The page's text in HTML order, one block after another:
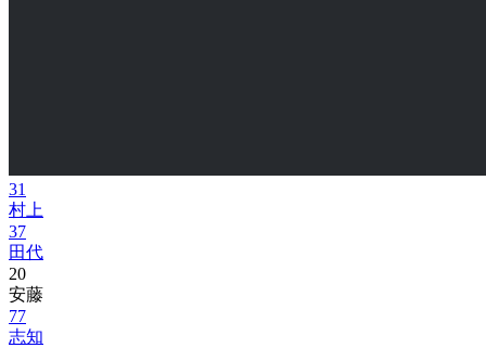
31
村上
37
田代
20
安藤
77
志知